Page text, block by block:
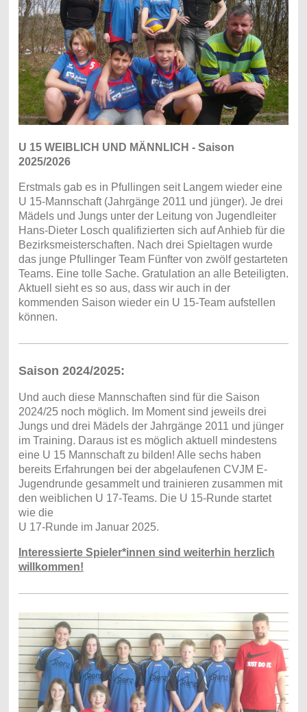
U 15 WEIBLICH UND MÄNNLICH - Saison
2025/2026
Erstmals gab es in Pfullingen seit Langem wieder eine
U 15-Mannschaft (Jahrgänge 2011 und jünger). Je drei
Mädels und Jungs unter der Leitung von Jugendleiter
Hans-Dieter Losch qualifizierten sich auf Anhieb für die
Bezirksmeisterschaften. Nach drei Spieltagen wurde
das junge Pfullinger Team Fünfter von zwölf gestarteten
Teams. Eine tolle Sache. Gratulation an alle Beteiligten.
Aktuell sieht es so aus, dass wir auch in der
kommenden Saison wieder ein U 15-Team aufstellen
können.
Saison 2024/2025:
Und auch diese Mannschaften sind für die Saison
2024/25 noch möglich. Im Moment sind jeweils drei
Jungs und drei Mädels der Jahrgänge 2011 und jünger
im Training. Daraus ist es möglich aktuell mindestens
eine U 15 Mannschaft zu bilden! Alle sechs haben
bereits Erfahrungen bei der abgelaufenen CVJM E-
Jugendrunde gesammelt und trainieren zusammen mit
den weiblichen U 17-Teams. Die U 15-Runde startet
wie die
U 17-Runde im Januar 2025.
Interessierte Spieler*innen sind weiterhin herzlich
willkommen!